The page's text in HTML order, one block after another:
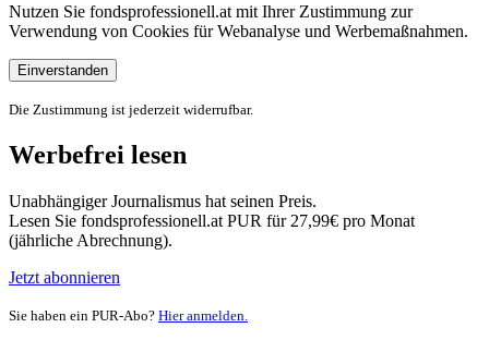
Nutzen Sie fondsprofessionell.at mit Ihrer Zustimmung zur
Verwendung von Cookies für Webanalyse und Werbemaßnahmen.
Einverstanden
Die Zustimmung ist jederzeit widerrufbar.
Werbefrei lesen
Unabhängiger Journalismus hat seinen Preis.
Lesen Sie fondsprofessionell.at PUR für 27,99€ pro Monat
(jährliche Abrechnung).
Jetzt abonnieren
Sie haben ein PUR-Abo? Hier anmelden.